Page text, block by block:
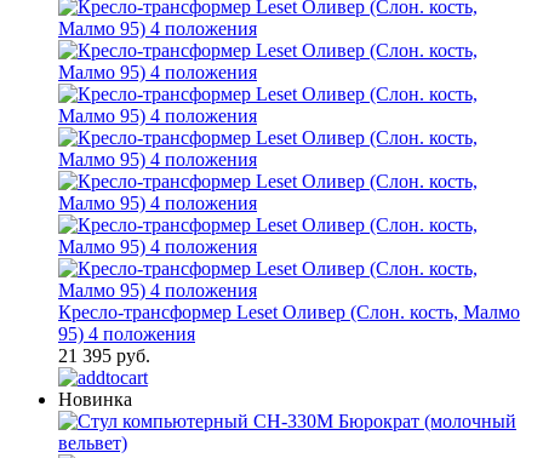
Кресло-трансформер Leset Оливер (Слон. кость, Малмо
95) 4 положения
21 395 руб.
Новинка